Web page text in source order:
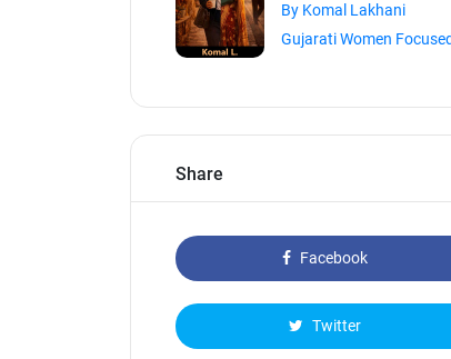
By Komal Lakhani
Gujarati Women Focused
Share
Facebook
Twitter